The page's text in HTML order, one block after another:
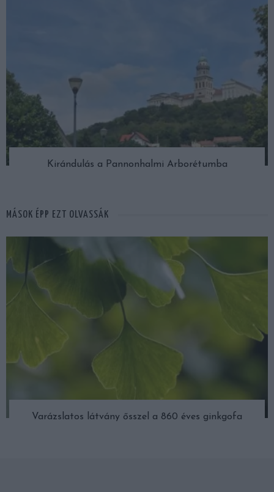
Kirándulás a Pannonhalmi Arborétumba
MÁSOK ÉPP EZT OLVASSÁK
Varázslatos látvány ősszel a 860 éves ginkgofa